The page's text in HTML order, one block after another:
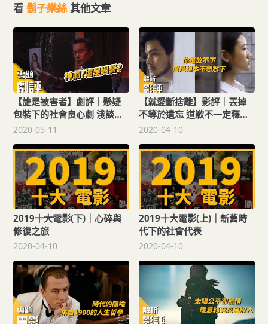
看 鬍子樂絲 其他文章
【誰是被害者】劇評｜懸疑
包裝下的社會良心劇 淺談台
劇迷思
2020-05-11
【就愛斷捨離】影評｜丟掉
不等於遺忘 道歉不一定釋懷
近年來最好的失戀電影
2020-04-10
2019十大電影(下)｜心碎與
修復之旅
2020-04-10
2019十大電影(上)｜新舊時
代下的社會代表
2020-04-10